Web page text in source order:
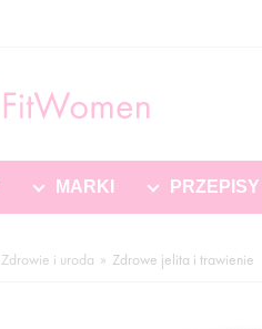
MARKI PRZEPISY
Zdrowie i uroda Zdrowe jelita i trawienie